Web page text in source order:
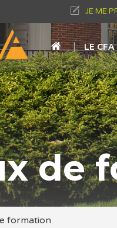
JE ME
LE CFA
de
formation